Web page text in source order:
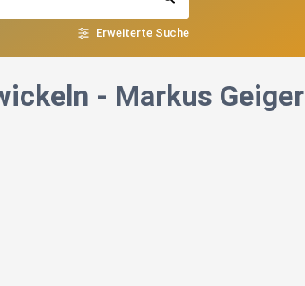
Erweiterte Suche
- Markus Geiger